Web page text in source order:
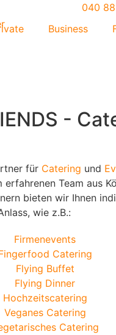
040
Business
-
für Catering und
Team aus
bieten wir Ihnen
wie z.B.:
Firmenevents
Catering
Flying Buffet
Flying Dinner
Hochzeitscatering
Veganes Catering
Catering